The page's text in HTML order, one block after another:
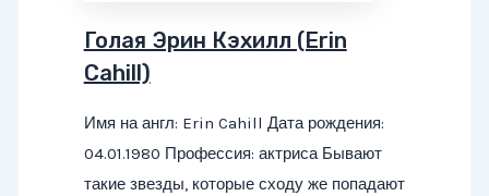
Голая Эрин Кэхилл (Erin
Cahill)
Имя на англ: Erin Cahill Дата рождения:
04.01.1980 Профессия: актриса Бывают
такие звезды, которые сходу же попадают